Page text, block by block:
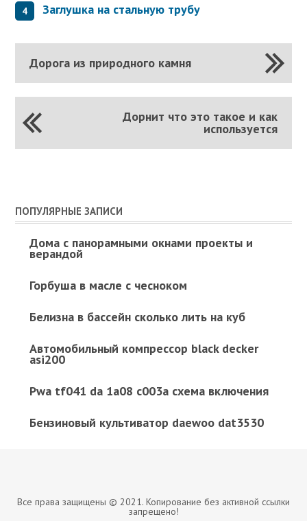
Заглушка на стальную трубу
Дорога из природного камня
Дорнит что это такое и как
используется
ПОПУЛЯРНЫЕ ЗАПИСИ
Дома с панорамными окнами проекты и
верандой
Горбуша в масле с чесноком
Белизна в бассейн сколько лить на куб
Автомобильный компрессор black decker
asi200
Pwa tf041 da 1a08 c003a схема включения
Бензиновый культиватор daewoo dat3530
Все права защищены © 2021. Копирование без активной ссылки
запрещено!